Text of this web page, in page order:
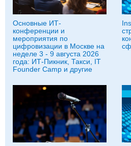
Основные ИТ-
конференции и
мероприятия по
цифровизации в Москве на
неделе 3 - 9 августа 2026
года: ИТ-Пикник, Такси, IT
Founder Camp и другие